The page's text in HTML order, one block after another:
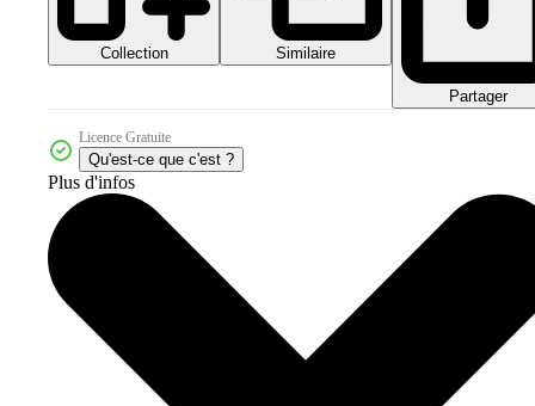
Collection Similaire
Partager
Licence Gratuite
Qu'est-ce que c'est ?
Plus d'infos